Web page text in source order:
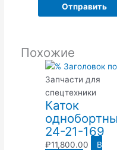
Похожие
Запчасти для
спецтехники
Каток
24-21-169
₽11,800.00
В